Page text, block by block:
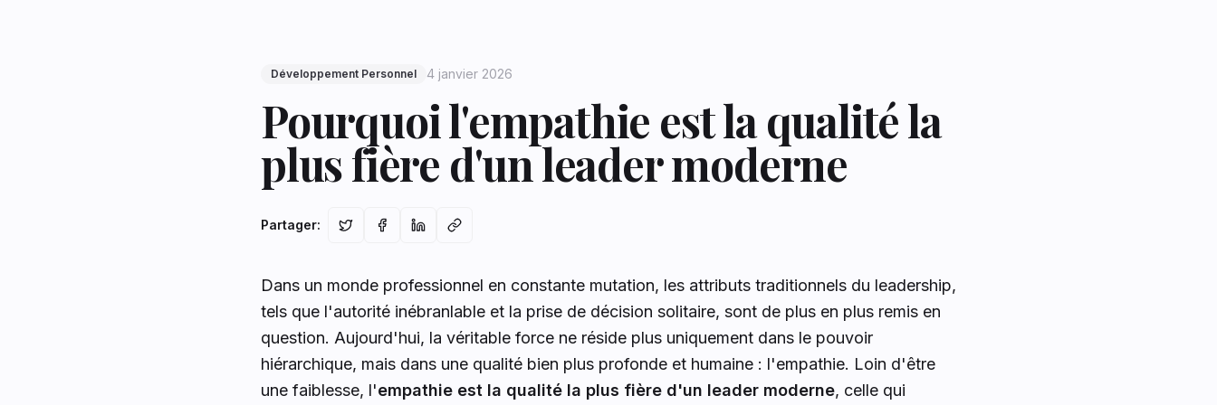
Développement Personnel 4 janvier 2026
Pourquoi l'empathie est la qualité la
plus fière d'un leader moderne
Partager:
Dans un monde professionnel en constante mutation, les attributs traditionnels du leadership,
tels que l'autorité inébranlable et la prise de décision solitaire, sont de plus en plus remis en
question. Aujourd'hui, la véritable force ne réside plus uniquement dans le pouvoir
hiérarchique, mais dans une qualité bien plus profonde et humaine : l'empathie. Loin d'être
une faiblesse, l'empathie est la qualité la plus fière d'un leader moderne, celle qui